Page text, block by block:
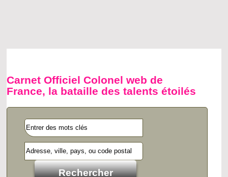
Carnet Officiel Colonel web de
France, la bataille des talents étoilés